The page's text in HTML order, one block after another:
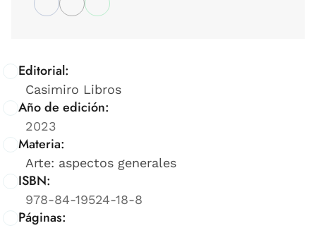
Editorial:
Casimiro Libros
Año de edición:
2023
Materia:
Arte: aspectos generales
ISBN:
978-84-19524-18-8
Páginas: